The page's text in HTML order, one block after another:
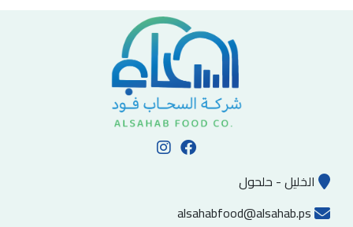
الخليل - حلحول
alsahabfood@alsahab.ps